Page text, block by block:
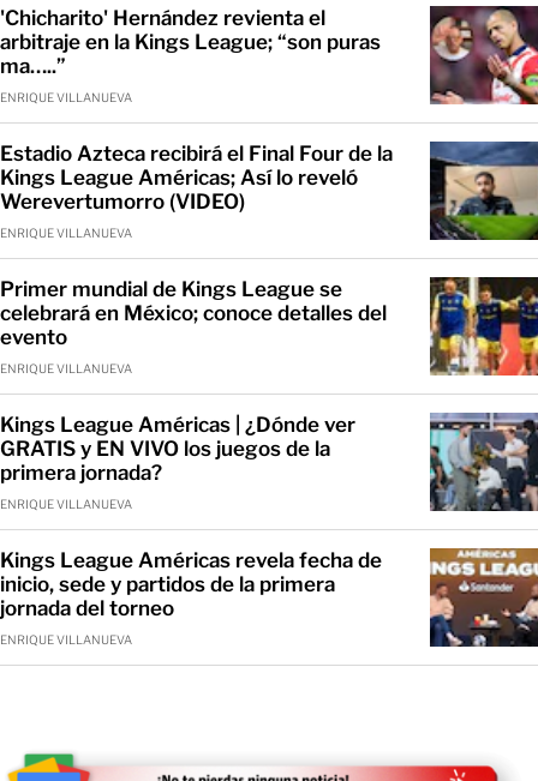
'Chicharito' Hernández revienta el
arbitraje en la Kings League; “son puras
ma…..”
ENRIQUE VILLANUEVA
Estadio Azteca recibirá el Final Four de la
Kings League Américas; Así lo reveló
Werevertumorro (VIDEO)
ENRIQUE VILLANUEVA
Primer mundial de Kings League se
celebrará en México; conoce detalles del
evento
ENRIQUE VILLANUEVA
Kings League Américas | ¿Dónde ver
GRATIS y EN VIVO los juegos de la
primera jornada?
ENRIQUE VILLANUEVA
Kings League Américas revela fecha de
inicio, sede y partidos de la primera
jornada del torneo
ENRIQUE VILLANUEVA